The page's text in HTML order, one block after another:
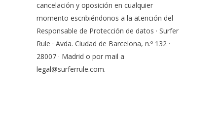
cancelación y oposición en cualquier
momento escribiéndonos a la atención del
Responsable de Protección de datos · Surfer
Rule · Avda. Ciudad de Barcelona, n.º 132 ·
28007 · Madrid o por mail a
legal@surferrule.com.